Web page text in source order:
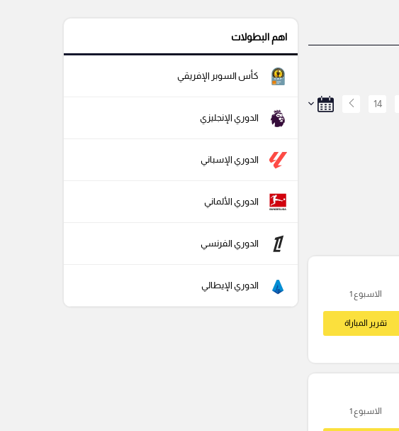
14
الاسبوع 1
تقرير المباراة
الاسبوع 1
اهم البطولات
كأس السوبر الإفريقي
الدوري الإنجليزي
الدوري الإسباني
الدوري الألماني
الدوري الفرنسي
الدوري الإيطالي